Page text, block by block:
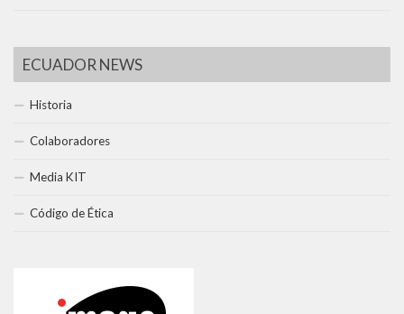
ECUADOR NEWS
Historia
Colaboradores
Media KIT
Código de Ética